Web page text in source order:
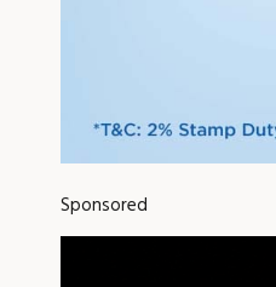
Sponsored